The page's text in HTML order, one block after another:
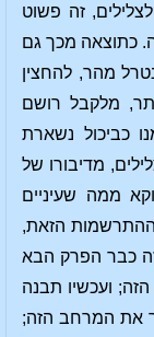
זה פשוט
כתוצאה מכך גם
מהר, להחצין
מלקבל רושם
כביכול נשארת
מדיבורו של
ממה שעיניים
ההתרשמות הזאת,
כבר הפרק הבא
ועכשיו תבנה
את המרחב הזה;